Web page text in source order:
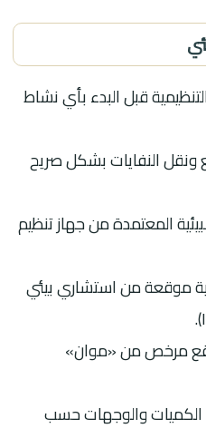
قبل البدء بأي نشاط
النفايات بشكل صريح
المعتمدة من جهاز تنظيم
موقعة من استشاري بيئي
مرخص من «موان»
الكميات والوجهات حسب